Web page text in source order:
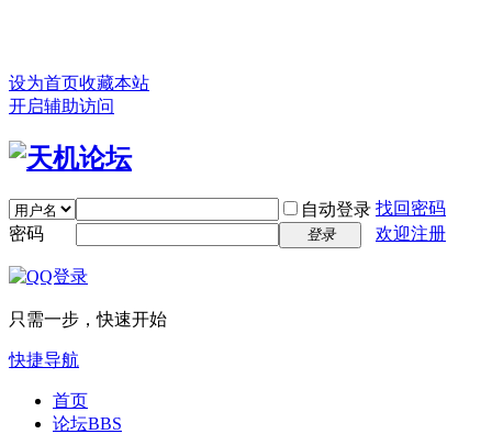
设为首页收藏本站
开启辅助访问
自动登录 找回密码
密码
登录 欢迎注册
只需一步，快速开始
快捷导航
首页
论坛BBS